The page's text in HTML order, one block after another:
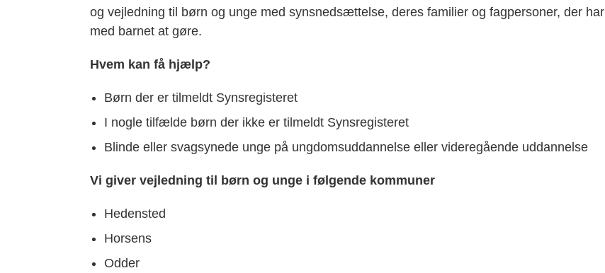
og vejledning til børn og unge med synsnedsættelse, deres familier og fagpersoner, der har
med barnet at gøre.
Hvem kan få hjælp?
Børn der er tilmeldt Synsregisteret
I nogle tilfælde børn der ikke er tilmeldt Synsregisteret
Blinde eller svagsynede unge på ungdomsuddannelse eller videregående uddannelse
Vi giver vejledning til børn og unge i følgende kommuner
Hedensted
Horsens
Odder